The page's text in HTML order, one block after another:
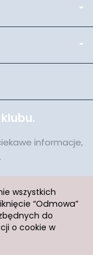
informacje,
wszystkich
“Odmowa”
do
o cookie w